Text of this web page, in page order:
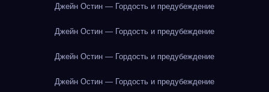
Джейн Остин — Гордость и предубеждение
Джейн Остин — Гордость и предубеждение
Джейн Остин — Гордость и предубеждение
Джейн Остин — Гордость и предубеждение